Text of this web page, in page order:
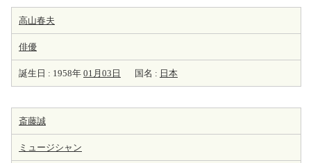
高山春夫
俳優
誕生日 : 1958年 01月03日 国名 : 日本
斎藤誠
ミュージシャン